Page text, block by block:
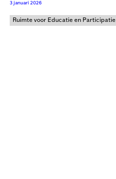
3 januari 2026
Ruimte voor Educatie en Participatie